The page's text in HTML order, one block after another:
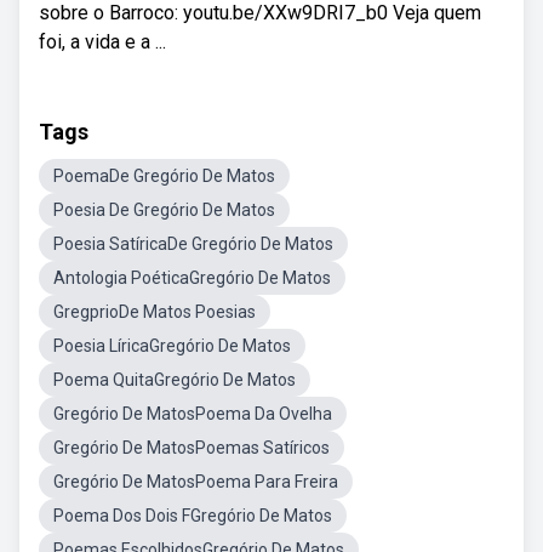
sobre o Barroco: youtu.be/XXw9DRI7_b0 Veja quem
foi, a vida e a ...
Tags
PoemaDe Gregório De Matos
Poesia De Gregório De Matos
Poesia SatíricaDe Gregório De Matos
Antologia PoéticaGregório De Matos
GregprioDe Matos Poesias
Poesia LíricaGregório De Matos
Poema QuitaGregório De Matos
Gregório De MatosPoema Da Ovelha
Gregório De MatosPoemas Satíricos
Gregório De MatosPoema Para Freira
Poema Dos Dois FGregório De Matos